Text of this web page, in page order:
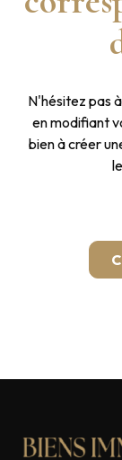
N'hésitez pas
en modifiant
bien à créer